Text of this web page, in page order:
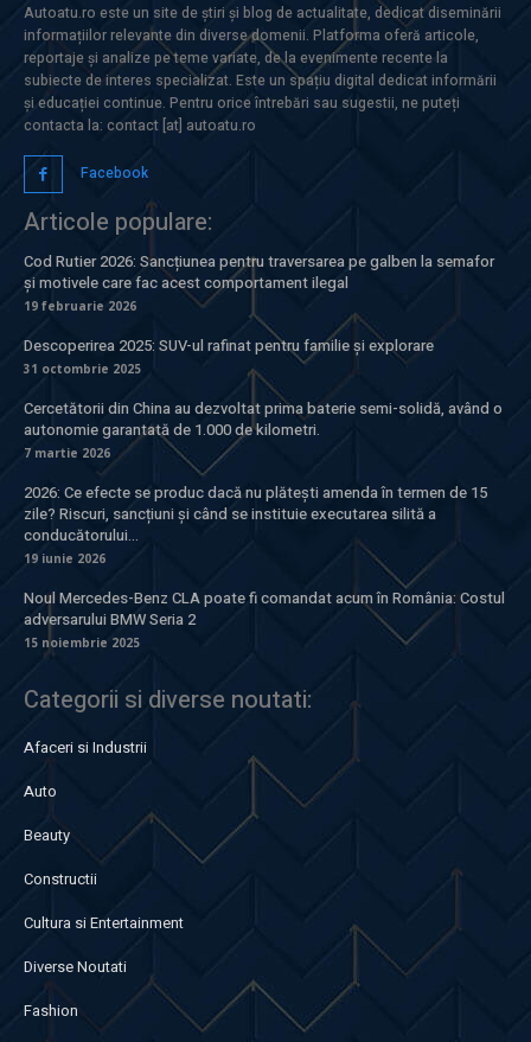
Autoatu.ro este un site de știri și blog de actualitate, dedicat diseminării
informațiilor relevante din diverse domenii. Platforma oferă articole,
reportaje și analize pe teme variate, de la evenimente recente la
subiecte de interes specializat. Este un spațiu digital dedicat informării
și educației continue. Pentru orice întrebări sau sugestii, ne puteți
contacta la: contact [at] autoatu.ro
Facebook
Articole populare:
Cod Rutier 2026: Sancțiunea pentru traversarea pe galben la semafor
și motivele care fac acest comportament ilegal
19 februarie 2026
Descoperirea 2025: SUV-ul rafinat pentru familie și explorare
31 octombrie 2025
Cercetătorii din China au dezvoltat prima baterie semi-solidă, având o
autonomie garantată de 1.000 de kilometri.
7 martie 2026
2026: Ce efecte se produc dacă nu plătești amenda în termen de 15
zile? Riscuri, sancțiuni și când se instituie executarea silită a
conducătorului...
19 iunie 2026
Noul Mercedes-Benz CLA poate fi comandat acum în România: Costul
adversarului BMW Seria 2
15 noiembrie 2025
Categorii si diverse noutati:
Afaceri si Industrii
Auto
Beauty
Constructii
Cultura si Entertainment
Diverse Noutati
Fashion